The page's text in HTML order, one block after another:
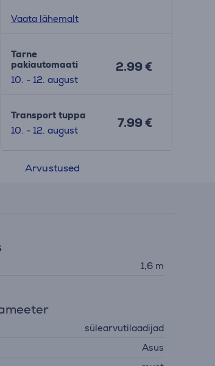
Vaata lähemalt
Tarne
pakiautomaati
10. - 12. august
2.99 €
Transport tuppa
10. - 12. august
7.99 €
Arvustused
1,6 m
sülearvutilaadijad
Asus